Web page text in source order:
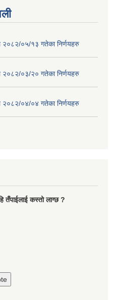
२०८२/०५/१३ गतेका निर्णयहरु
२०८२/०३/२० गतेका निर्णयहरु
२०८२/०४/०४ गतेका निर्णयहरु
तँपाईलाई कस्तो लाग्छ ?